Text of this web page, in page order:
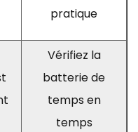
pratique
Vérifiez la
batterie de
temps en
temps